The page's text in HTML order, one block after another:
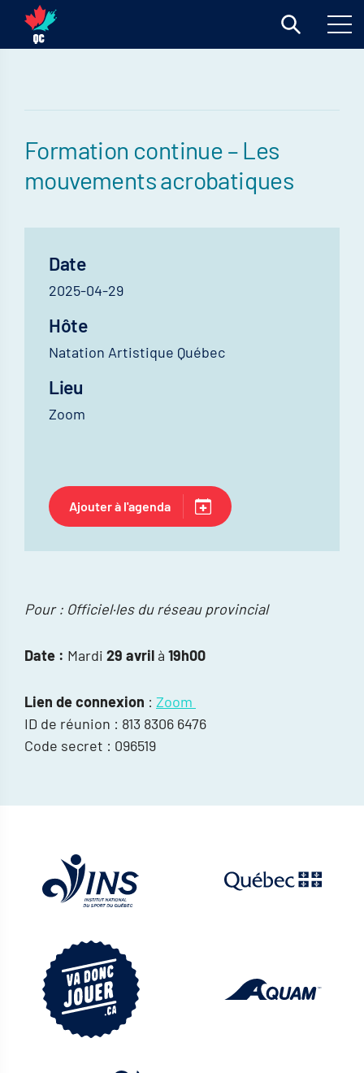
Formation continue – Les
mouvements acrobatiques
Pour : Officiel·les du réseau provincial
Date : Mardi 29 avrilà 19h00
Lien de connexion : Zoom
ID de réunion : 813 8306 6476
Code secret : 096519
Date
2025-04-29
Hôte
Natation Artistique Québec
Lieu
Zoom
Ajouter à l'agenda